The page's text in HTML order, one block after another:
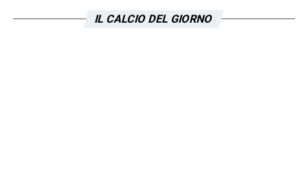
mia, perchè non è facile e non tutti possono
IL CALCIO DEL GIORNO